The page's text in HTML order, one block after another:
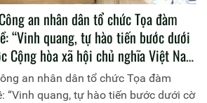
an nhân dân tổ chức Tọa đàm
“Vinh quang, tự hào tiến bước dưới
Cộng hòa xã hội chủ nghĩa Việt Nam
kỷ nguyên mới”
an nhân dân tổ chức Tọa đàm
“Vinh quang, tự hào tiến bước dưới cờ